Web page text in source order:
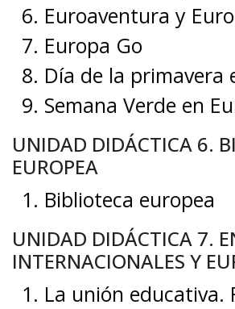
Euroaventura y
Europa Go
Día de la primavera
Semana Verde en
UNIDAD DIDÁCTICA 6.
EUROPEA
Biblioteca europea
UNIDAD DIDÁCTICA 7.
INTERNACIONALES Y
La unión educativa.